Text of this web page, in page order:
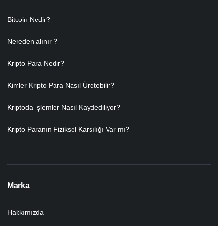
Bitcoin Nedir?
Nereden alınır ?
Kripto Para Nedir?
Kimler Kripto Para Nasıl Üretebilir?
Kriptoda İşlemler Nasıl Kaydediliyor?
Kripto Paranın Fiziksel Karşılığı Var mı?
Marka
Hakkımızda